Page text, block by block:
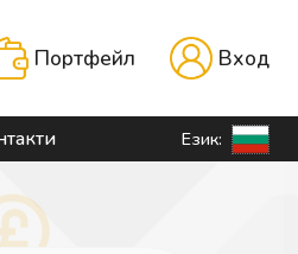
Портфейл Вход
Език: